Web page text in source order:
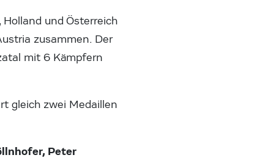
und Österreich
zusammen. Der
mit 6 Kämpfern
gleich zwei Medaillen
Peter